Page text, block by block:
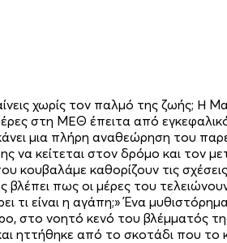
χωρίς τον παλμό της ζωής; Η
στη ΜΕΘ έπειτα από
μια πλήρη αναθεώρηση του
κείτεται στον δρόμο και τον
καθορίζουν τις
πως οι μέρες του
είναι η αγάπη;» Ένα
στο νοητό κενό του βλέμματός
και ηττήθηκε από το σκοτάδι που